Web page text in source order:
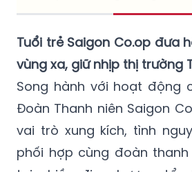
Tuổi trẻ Saigon Co.op đưa
vùng xa, giữ nhịp thị trường
Song hành với hoạt động
Đoàn Thanh niên Saigon
vai trò xung kích, tình
phối hợp cùng đoàn